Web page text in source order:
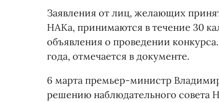
Заявления от лиц, желающих
НАКа, принимаются в течение 30
объявления о проведении
года, отмечается в документе.
6 марта премьер-министр
решению наблюдательного совета